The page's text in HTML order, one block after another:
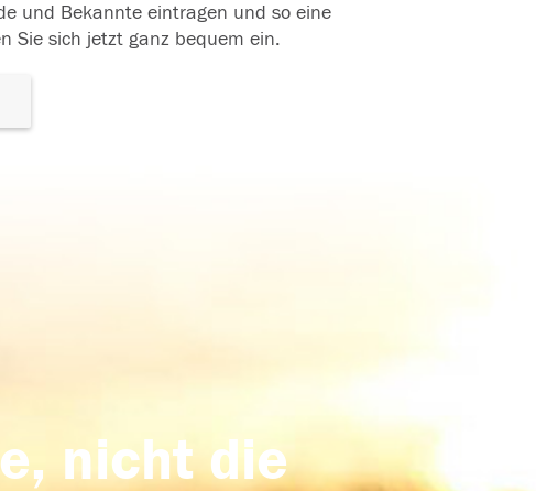
und Bekannte eintragen und so eine
Sie sich jetzt ganz bequem ein.
nicht die